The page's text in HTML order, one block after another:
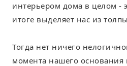
интерьером дома в целом -
итоге выделяет нас из
Тогда нет ничего
момента нашего основания